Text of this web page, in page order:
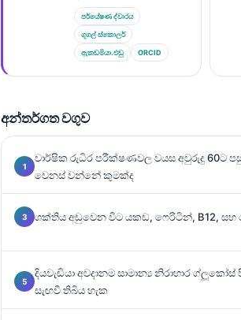
පර්යේෂණ ද්වාරය
ගූගල් ස්කොලර්
ඇකඩමියා.එඩු ORCID
අන්තර්ගත වගුව
වාර්ෂික රුධිර පරීක්ෂණවල වයස අවුරුදු 60ට
වෙනස් වන්නේ කුමක්ද
ශක්තිය අඩුවෙන විට යකඩ, ෆෙරිටින්, B12,
දියවැඩියා අවදානම සාමාන්‍ය නිරාහාර ග්ලූකෝස්
සැඟවී තිබිය හැක